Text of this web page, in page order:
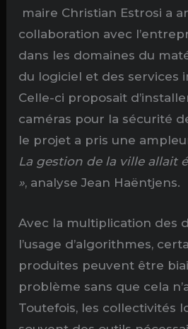
maire Christian Estrosi a
collaboration avec
dans les domaines du
du logiciel et des services
Celle-ci proposait
caméras pour la sécurité
le projet a pris une
La gestion de la ville allait
», analyse Jean Haëntjens.
Avec la multiplication des
l’usage d’algorithmes,
produites peuvent être
problème sans que cela
Toutefois, les collectivités